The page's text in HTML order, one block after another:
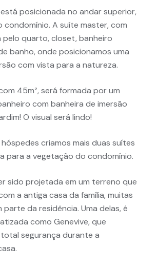
posicionada no andar superior,
condomínio. A suíte master, com
pelo quarto, closet, banheiro
banho, onde posicionamos uma
com vista para a natureza.
45m², será formada por um
com banheira de imersão
O visual será lindo!
criamos mais duas suítes
para a vegetação do condomínio.
sido projetada em um terreno que
a antiga casa da família, muitas
parte da residência. Uma delas, é
como Genevive, que
segurança durante a